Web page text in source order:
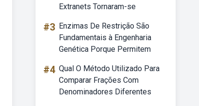
Extranets Tornaram-se
#3 Enzimas De Restrição São
Fundamentais à Engenharia
Genética Porque Permitem
#4 Qual O Método Utilizado Para
Comparar Frações Com
Denominadores Diferentes